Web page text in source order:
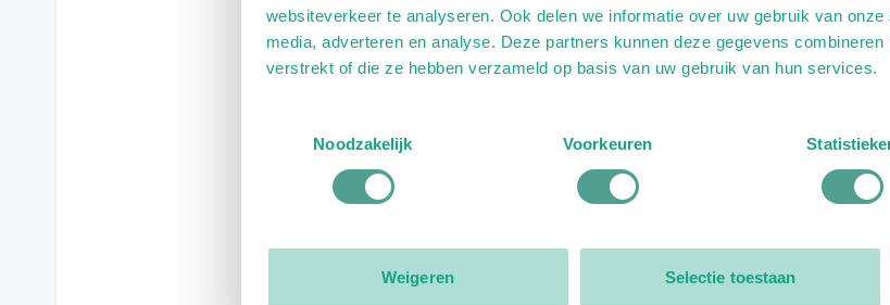
websiteverkeer te analyseren. Ook delen we informatie over uw gebruik van
media, adverteren en analyse. Deze partners kunnen deze gegevens
verstrekt of die ze hebben verzameld op basis van uw gebruik van hun services.
Noodzakelijk
Voorkeuren
Weigeren Selectie toestaan